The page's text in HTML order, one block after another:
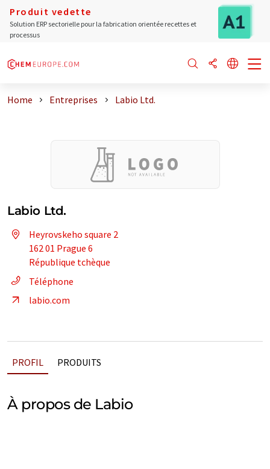
Produit vedette
Solution ERP sectorielle pour la fabrication orientée recettes et
processus
Home Entreprises Labio Ltd.
Labio Ltd.
Heyrovskeho square 2
162 01 Prague 6
République tchèque
Téléphone
labio.com
PROFIL PRODUITS
À propos de Labio